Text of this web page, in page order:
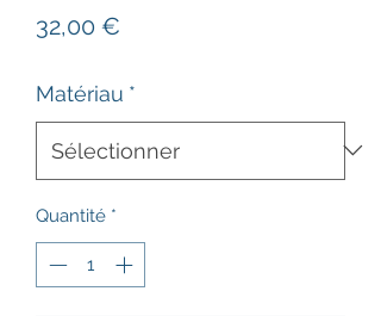
32,00 €
Matériau *
Quantité *